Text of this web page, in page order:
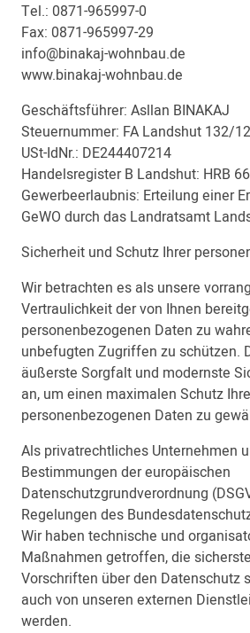
Tel.: 0871-965997-0
Fax: 0871-965997-29
info@binakaj-wohnbau.de
www.binakaj-wohnbau.de
Geschäftsführer: Asllan BINAKAJ
Steuernummer: FA Landshut 132/
USt-IdNr.: DE244407214
Handelsregister B Landshut: HRB
Gewerbeerlaubnis: Erteilung einer
GeWO durch das Landratsamt
Sicherheit und Schutz Ihrer
Wir betrachten es als unsere
Vertraulichkeit der von Ihnen
personenbezogenen Daten zu
unbefugten Zugriffen zu schützen.
äußerste Sorgfalt und modernste
an, um einen maximalen Schutz
personenbezogenen Daten zu
Als privatrechtliches Unternehmen
Bestimmungen der europäischen
Datenschutzgrundverordnung
Regelungen des
Wir haben technische und
Maßnahmen getroffen, die
Vorschriften über den Datenschutz
auch von unseren externen
werden.